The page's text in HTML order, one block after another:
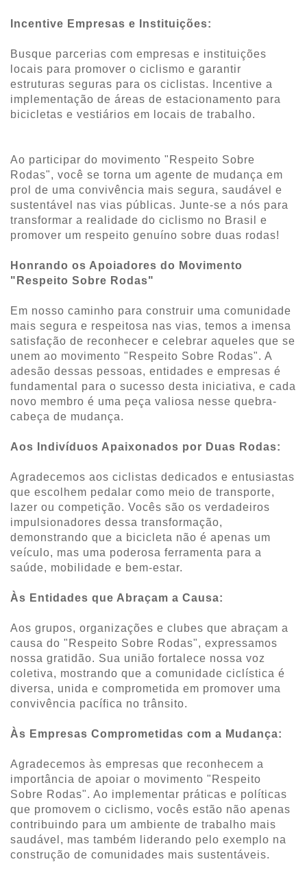
Incentive Empresas e Instituições:
Busque parcerias com empresas e instituições
locais para promover o ciclismo e garantir
estruturas seguras para os ciclistas. Incentive a
implementação de áreas de estacionamento para
bicicletas e vestiários em locais de trabalho.
Ao participar do movimento "Respeito Sobre
Rodas", você se torna um agente de mudança em
prol de uma convivência mais segura, saudável e
sustentável nas vias públicas. Junte-se a nós para
transformar a realidade do ciclismo no Brasil e
promover um respeito genuíno sobre duas rodas!
Honrando os Apoiadores do Movimento
"Respeito Sobre Rodas"
Em nosso caminho para construir uma comunidade
mais segura e respeitosa nas vias, temos a imensa
satisfação de reconhecer e celebrar aqueles que se
unem ao movimento "Respeito Sobre Rodas". A
adesão dessas pessoas, entidades e empresas é
fundamental para o sucesso desta iniciativa, e cada
novo membro é uma peça valiosa nesse quebra-
cabeça de mudança.
Aos Indivíduos Apaixonados por Duas Rodas:
Agradecemos aos ciclistas dedicados e entusiastas
que escolhem pedalar como meio de transporte,
lazer ou competição. Vocês são os verdadeiros
impulsionadores dessa transformação,
demonstrando que a bicicleta não é apenas um
veículo, mas uma poderosa ferramenta para a
saúde, mobilidade e bem-estar.
Às Entidades que Abraçam a Causa:
Aos grupos, organizações e clubes que abraçam a
causa do "Respeito Sobre Rodas", expressamos
nossa gratidão. Sua união fortalece nossa voz
coletiva, mostrando que a comunidade ciclística é
diversa, unida e comprometida em promover uma
convivência pacífica no trânsito.
Às Empresas Comprometidas com a Mudança:
Agradecemos às empresas que reconhecem a
importância de apoiar o movimento "Respeito
Sobre Rodas". Ao implementar práticas e políticas
que promovem o ciclismo, vocês estão não apenas
contribuindo para um ambiente de trabalho mais
saudável, mas também liderando pelo exemplo na
construção de comunidades mais sustentáveis.